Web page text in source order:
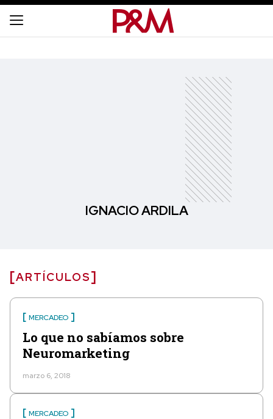
IGNACIO ARDILA
ARTÍCULOS
MERCADEO
Lo que no sabíamos sobre
Neuromarketing
marzo 6, 2018
MERCADEO